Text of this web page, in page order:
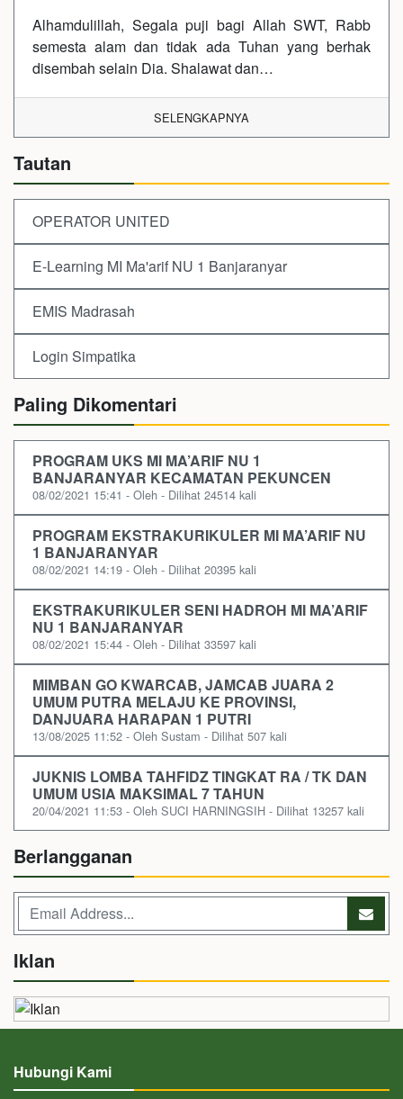
Alhamdulillah, Segala puji bagi Allah SWT, Rabb
semesta alam dan tidak ada Tuhan yang berhak
disembah selain Dia. Shalawat dan…
SELENGKAPNYA
Tautan
OPERATOR UNITED
E-Learning MI Ma'arif NU 1 Banjaranyar
EMIS Madrasah
Login Simpatika
Paling Dikomentari
PROGRAM UKS MI MA’ARIF NU 1
BANJARANYAR KECAMATAN PEKUNCEN
08/02/2021 15:41 - Oleh - Dilihat 24514 kali
PROGRAM EKSTRAKURIKULER MI MA’ARIF NU
1 BANJARANYAR
08/02/2021 14:19 - Oleh - Dilihat 20395 kali
EKSTRAKURIKULER SENI HADROH MI MA’ARIF
NU 1 BANJARANYAR
08/02/2021 15:44 - Oleh - Dilihat 33597 kali
MIMBAN GO KWARCAB, JAMCAB JUARA 2
UMUM PUTRA MELAJU KE PROVINSI,
DANJUARA HARAPAN 1 PUTRI
13/08/2025 11:52 - Oleh Sustam - Dilihat 507 kali
JUKNIS LOMBA TAHFIDZ TINGKAT RA / TK DAN
UMUM USIA MAKSIMAL 7 TAHUN
20/04/2021 11:53 - Oleh SUCI HARNINGSIH - Dilihat 13257 kali
Berlangganan
Iklan
Hubungi Kami